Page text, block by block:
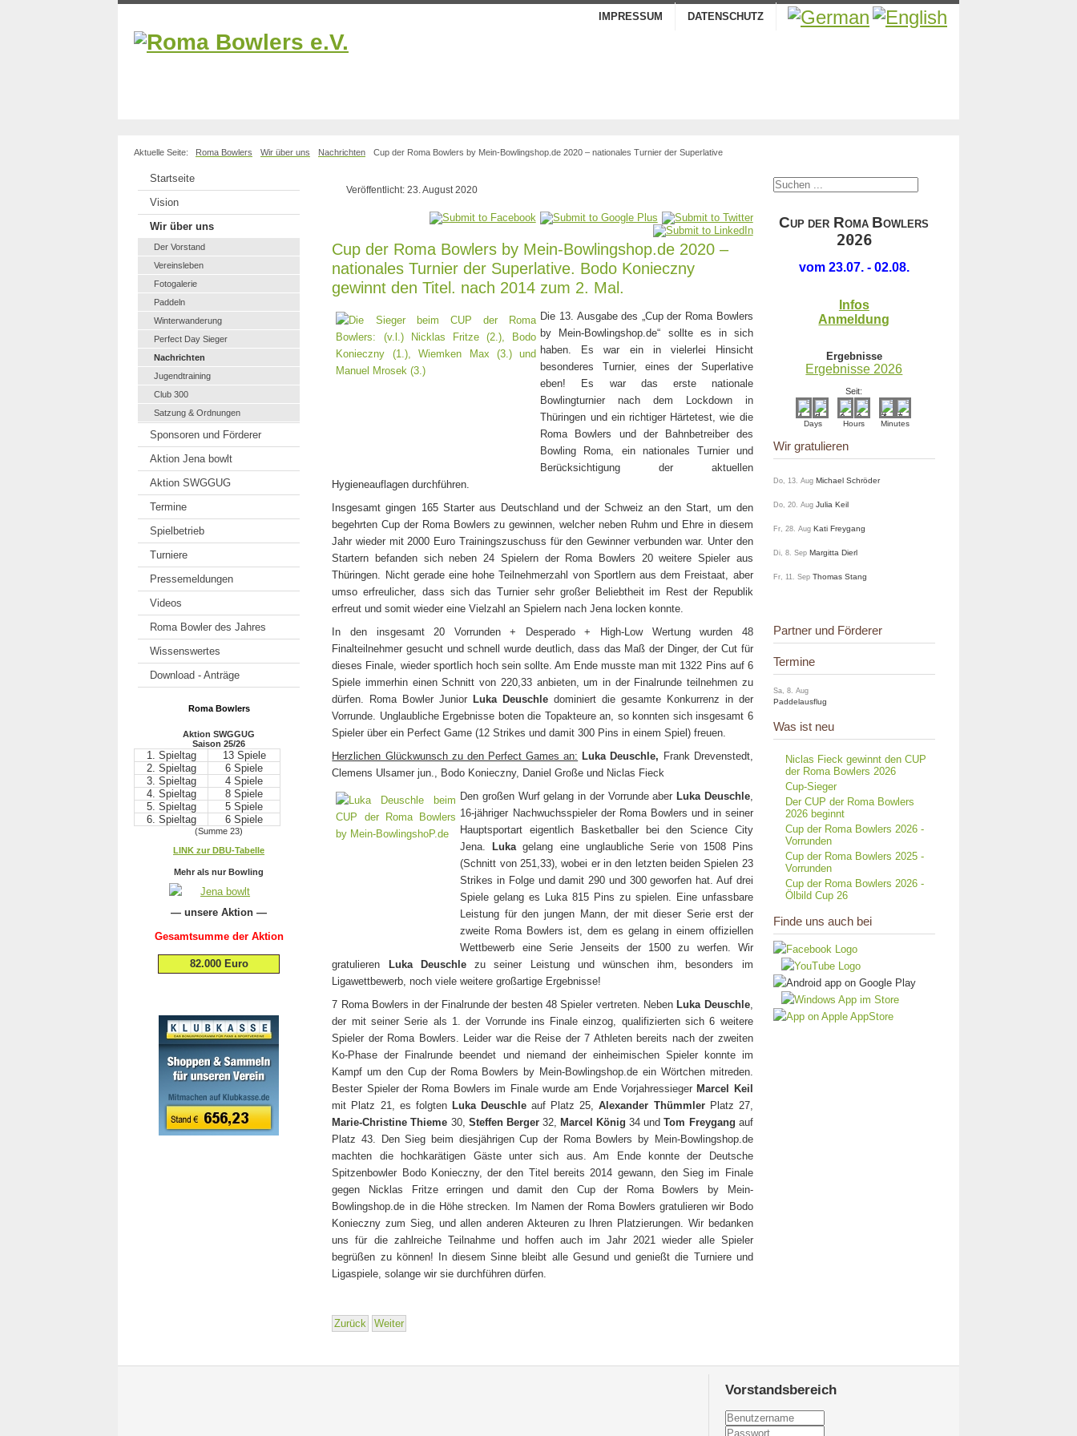
IMPRESSUM DATENSCHUTZ
Aktuelle Seite: Roma Bowlers Wir über uns Nachrichten Cup der Roma Bowlers by Mein-Bowlingshop.de 2020 – nationales Turnier der Superlative
Startseite
Vision
Wir über uns
Der Vorstand
Vereinsleben
Fotogalerie
Paddeln
Winterwanderung
Perfect Day Sieger
Nachrichten
Jugendtraining
Club 300
Satzung & Ordnungen
Sponsoren und Förderer
Aktion Jena bowlt
Aktion SWGGUG
Termine
Spielbetrieb
Turniere
Pressemeldungen
Videos
Roma Bowler des Jahres
Wissenswertes
Download - Anträge
Roma Bowlers
Aktion SWGGUG
Saison 25/26
1. Spieltag
13 Spiele
2. Spieltag
6 Spiele
3. Spieltag
4 Spiele
4. Spieltag
8 Spiele
5. Spieltag
5 Spiele
6. Spieltag
6 Spiele
(Summe 23)
LINK zur DBU-Tabelle
Mehr als nur Bowling
— unsere Aktion —
Gesamtsumme der Aktion
82.000 Euro
Veröffentlicht: 23. August 2020
Cup der Roma Bowlers by Mein-Bowlingshop.de 2020 –
nationales Turnier der Superlative. Bodo Konieczny
gewinnt den Titel. nach 2014 zum 2. Mal.
Die 13. Ausgabe des „Cup der Roma Bowlers
by Mein-Bowlingshop.de“ sollte es in sich
haben. Es war ein in vielerlei Hinsicht
besonderes Turnier, eines der Superlative
eben! Es war das erste nationale
Bowlingturnier nach dem Lockdown in
Thüringen und ein richtiger Härtetest, wie die
Roma Bowlers und der Bahnbetreiber des
Bowling Roma, ein nationales Turnier und
Berücksichtigung der aktuellen
Hygieneauflagen durchführen.
Insgesamt gingen 165 Starter aus Deutschland und der Schweiz an den Start, um den
begehrten Cup der Roma Bowlers zu gewinnen, welcher neben Ruhm und Ehre in diesem
Jahr wieder mit 2000 Euro Trainingszuschuss für den Gewinner verbunden war. Unter den
Startern befanden sich neben 24 Spielern der Roma Bowlers 20 weitere Spieler aus
Thüringen. Nicht gerade eine hohe Teilnehmerzahl von Sportlern aus dem Freistaat, aber
umso erfreulicher, dass sich das Turnier sehr großer Beliebtheit im Rest der Republik
erfreut und somit wieder eine Vielzahl an Spielern nach Jena locken konnte.
In den insgesamt 20 Vorrunden + Desperado + High-Low Wertung wurden 48
Finalteilnehmer gesucht und schnell wurde deutlich, dass das Maß der Dinger, der Cut für
dieses Finale, wieder sportlich hoch sein sollte. Am Ende musste man mit 1322 Pins auf 6
Spiele immerhin einen Schnitt von 220,33 anbieten, um in der Finalrunde teilnehmen zu
dürfen. Roma Bowler Junior
Luka Deuschle dominiert die gesamte Konkurrenz in der
Vorrunde. Unglaubliche Ergebnisse boten die Topakteure an, so konnten sich insgesamt 6
Spieler über ein Perfect Game (12 Strikes und damit 300 Pins in einem Spiel) freuen.
Herzlichen Glückwunsch zu den Perfect Games an: Luka Deuschle, Frank Drevenstedt,
Clemens Ulsamer jun., Bodo Konieczny, Daniel Große und Niclas Fieck
Den großen Wurf gelang in der Vorrunde aber Luka Deuschle,
16-jähriger Nachwuchsspieler der Roma Bowlers und in seiner
Hauptsportart eigentlich Basketballer bei den Science City
Jena.
Luka gelang eine unglaubliche Serie von 1508 Pins
(Schnitt von 251,33), wobei er in den letzten beiden Spielen 23
Strikes in Folge und damit 290 und 300 geworfen hat. Auf drei
Spiele gelang es Luka 815 Pins zu spielen. Eine unfassbare
Leistung für den jungen Mann, der mit dieser Serie erst der
zweite Roma Bowlers ist, dem es gelang in einem offiziellen
Wettbewerb eine Serie Jenseits der 1500 zu werfen. Wir
gratulieren
Luka Deuschlezu seiner Leistung und wünschen ihm, besonders im
Ligawettbewerb, noch viele weitere großartige Ergebnisse!
7 Roma Bowlers in der Finalrunde der besten 48 Spieler vertreten. Neben Luka Deuschle,
der mit seiner Serie als 1. der Vorrunde ins Finale einzog, qualifizierten sich 6 weitere
Spieler der Roma Bowlers. Leider war die Reise der 7 Athleten bereits nach der zweiten
Ko-Phase der Finalrunde beendet und niemand der einheimischen Spieler konnte im
Kampf um den Cup der Roma Bowlers by Mein-Bowlingshop.de ein Wörtchen mitreden.
Bester Spieler der Roma Bowlers im Finale wurde am Ende Vorjahressieger Marcel Keil
mit Platz 21, es folgten Luka Deuschle auf Platz 25,Alexander ThümmlerPlatz 27,
Marie-Christine Thieme 30, Steffen Berger32, Marcel König 34 und Tom Freygang auf
Platz 43. Den Sieg beim diesjährigen Cup der Roma Bowlers by Mein-Bowlingshop.de
machten die hochkarätigen Gäste unter sich aus. Am Ende konnte der Deutsche
Spitzenbowler Bodo Konieczny, der den Titel bereits 2014 gewann, den Sieg im Finale
gegen Nicklas Fritze erringen und damit den Cup der Roma Bowlers by Mein-
Bowlingshop.de in die Höhe strecken. Im Namen der Roma Bowlers gratulieren wir Bodo
Konieczny zum Sieg, und allen anderen Akteuren zu Ihren Platzierungen. Wir bedanken
uns für die zahlreiche Teilnahme und hoffen auch im Jahr 2021 wieder alle Spieler
begrüßen zu können! In diesem Sinne bleibt alle Gesund und genießt die Turniere und
Ligaspiele, solange wir sie durchführen dürfen.
Zurück Weiter
CUP DER ROMA BOWLERS
2026
vom 23.07. - 02.08.
Infos
Anmeldung
Ergebnisse
Ergebnisse 2026
Seit:
Days Hours Minutes
Wir gratulieren
Do, 13. Aug Michael Schröder
Do, 20. Aug Julia Keil
Fr, 28. Aug Kati Freygang
Di, 8. Sep Margitta Dierl
Fr, 11. Sep Thomas Stang
Partner und Förderer
Termine
Sa, 8. Aug
Paddelausflug
Was ist neu
Niclas Fieck gewinnt den CUP
der Roma Bowlers 2026
Cup-Sieger
Der CUP der Roma Bowlers
2026 beginnt
Cup der Roma Bowlers 2026 -
Vorrunden
Cup der Roma Bowlers 2025 -
Vorrunden
Cup der Roma Bowlers 2026 -
Ölbild Cup 26
Finde uns auch bei
Vorstandsbereich